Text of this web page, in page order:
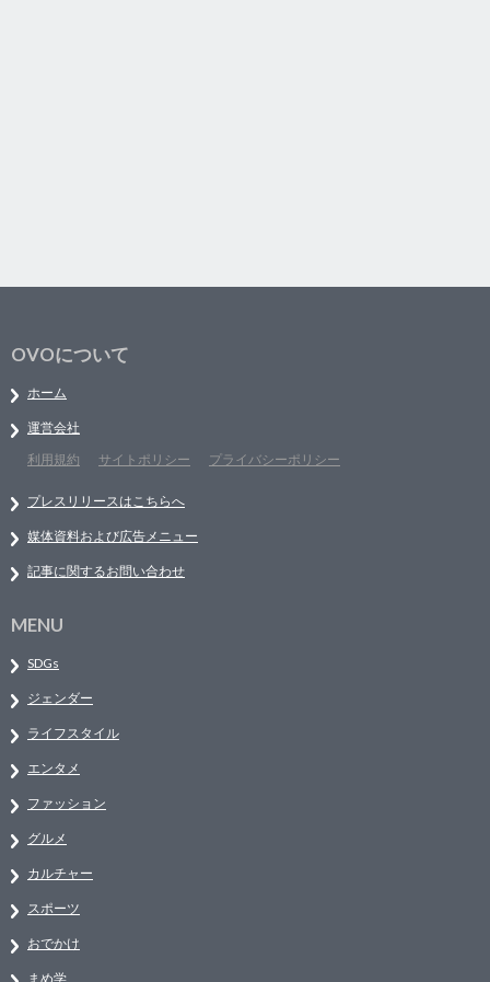
OVOについて
ホーム
運営会社
利用規約
サイトポリシー プライバシーポリシー
プレスリリースはこちらへ
媒体資料および広告メニュー
記事に関するお問い合わせ
MENU
SDGs
ジェンダー
ライフスタイル
エンタメ
ファッション
グルメ
カルチャー
スポーツ
おでかけ
まめ学